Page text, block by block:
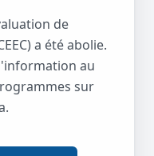
de
a été abolie.
au
sur